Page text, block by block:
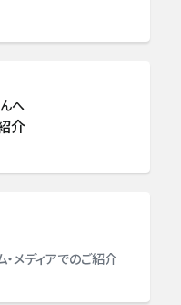
へ
介
・メディアでのご紹介